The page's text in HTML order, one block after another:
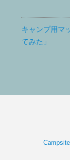
キャンプ用マ
てみた」